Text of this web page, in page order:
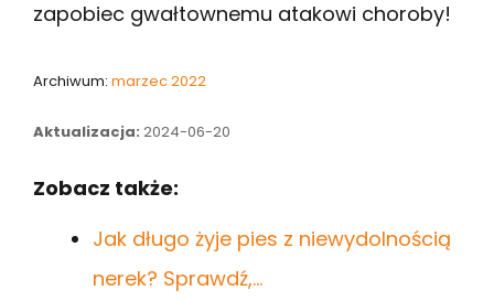
zapobiec gwałtownemu atakowi choroby!
Archiwum: marzec 2022
Aktualizacja: 2024-06-20
Zobacz także:
Jak długo żyje pies z niewydolnością
nerek? Sprawdź,…